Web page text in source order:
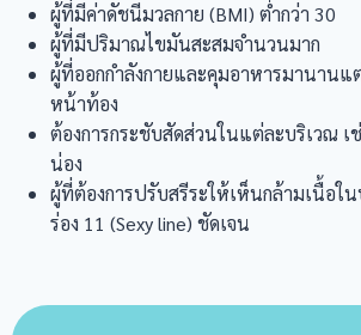
ผู้ที่มีค่าดัชนีมวลกาย (BMI) ต่ำกว่า 30
ผู้ที่มีปริมาณไขมันสะสมจำนวนมาก
ผู้ที่ออกกำลังกายและคุมอาหารมานานแ
หน้าท้อง
ต้องการกระชับสัดส่วนในแต่ละบริเวณ
น่อง
ผู้ที่ต้องการปรับสรีระให้เห็นกล้ามเนื้อใ
ร่อง 11 (Sexy line) ชัดเจน